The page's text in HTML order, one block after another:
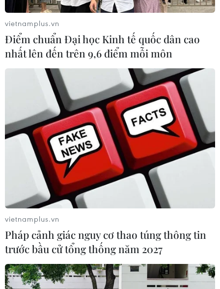
vietnamplus.vn
Điểm chuẩn Đại học Kinh tế quốc dân cao
nhất lên đến trên 9,6 điểm mỗi môn
vietnamplus.vn
Pháp cảnh giác nguy cơ thao túng thông tin
trước bầu cử tổng thống năm 2027